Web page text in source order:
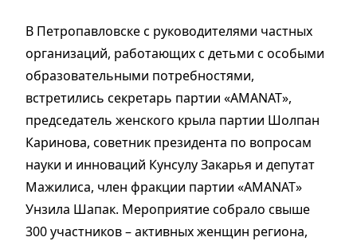
В Петропавловске с руководителями частных
организаций, работающих с детьми с особыми
образовательными потребностями,
встретились секретарь партии «AMANAT»,
председатель женского крыла партии Шолпан
Каринова, советник президента по вопросам
науки и инноваций Кунсулу Закарья и депутат
Мажилиса, член фракции партии «AMANAT»
Унзила Шапак. Мероприятие собрало свыше
300 участников – активных женщин региона,